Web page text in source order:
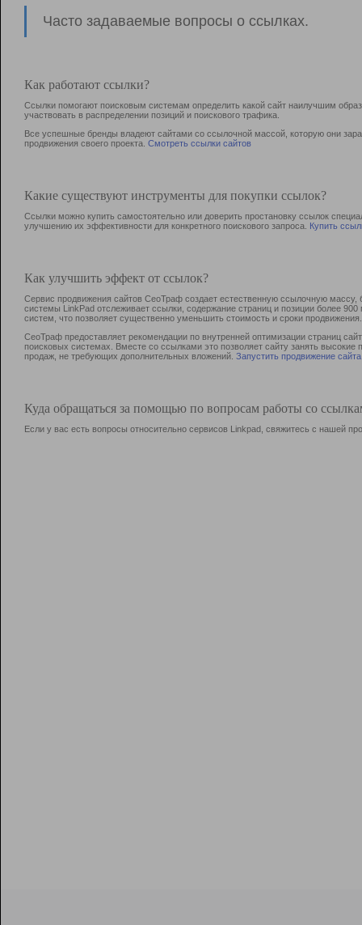
Часто задаваемые вопросы о ссылках.
Как работают ссылки?
Ссылки помогают поисковым системам определить какой сайт наилучшим
участвовать в раcпределении позиций и поискового трафика.
Все успешные бренды владеют сайтами со ссылочной массой, которую они
продвижения своего проекта. Смотреть ссылки сайтов
Какие существуют инструменты для покупки ссылок?
Ссылки можно купить самостоятельно или доверить простановку ссылок
улучшению их эффективности для конкретного поискового запроса. Купить
Как улучшить эффект от ссылок?
Сервис продвижения сайтов СеоТраф создает естественную ссылочную
системы LinkPad отслеживает ссылки, содержание страниц и позиции более
систем, что позволяет существенно уменьшить стоимость и сроки продвижения.
СеоТраф предоставляет рекомендации по внутренней оптимизации страниц
поисковых системах. Вместе со ссылками это позволяет сайту занять
продаж, не требующих дополнительных вложений. Запустить продвижение сайта
Куда обращаться за помощью по вопросам работы со
Если у вас есть вопросы относительно сервисов Linkpad, свяжитесь с нашей